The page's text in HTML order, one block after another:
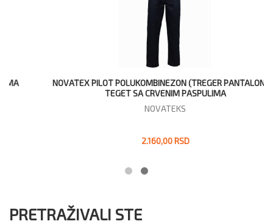
NOVATEX PILOT POLUKOMBINEZON (TREGER PANTALONE) -
TEGET SA CRVENIM PASPULIMA
NOVATEKS
2.160,00 RSD
PRETRAŽIVALI STE